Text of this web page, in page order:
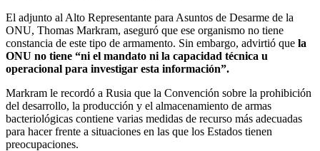
El adjunto al Alto Representante para Asuntos de Desarme de la
ONU, Thomas Markram, aseguró que ese organismo no tiene
constancia de este tipo de armamento. Sin embargo, advirtió que la
ONU no tiene “ni el mandato ni la capacidad técnica u
operacional para investigar esta información”.
Markram le recordó a Rusia que la Convención sobre la prohibición
del desarrollo, la producción y el almacenamiento de armas
bacteriológicas contiene varias medidas de recurso más adecuadas
para hacer frente a situaciones en las que los Estados tienen
preocupaciones.